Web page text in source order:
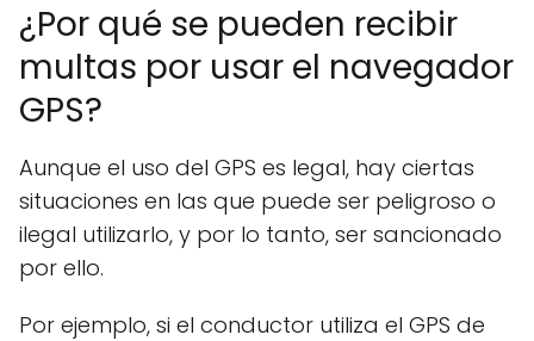
¿Por qué se pueden recibir
multas por usar el navegador
GPS?
Aunque el uso del GPS es legal, hay ciertas
situaciones en las que puede ser peligroso o
ilegal utilizarlo, y por lo tanto, ser sancionado
por ello.
Por ejemplo, si el conductor utiliza el GPS de